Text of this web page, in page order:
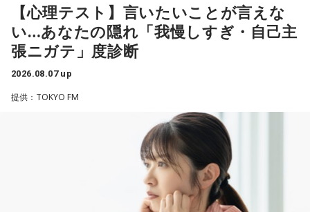
＜番組概要＞
番組名：JA全農 COUNTDOWN JAPAN
放送エリア：TOKYO FMをはじめとする、JFN全国38局ネッ
ト
放送日時：毎週土曜 13:00～13:53
パーソナリティ：遠山大輔（グランジ）、潮紗理菜
https://www.tfm.co.jp/countdownjapan/
そういったものを絶やさずに「自分だけでやっていくぞ！」
みたいな気持ちと、私がお家で音楽を作っているとき
の……“色”かな？ その色がすごく一致している部分があったの
で、今回はアニメのエンディングテーマとして曲を書かせて
もらったんですけど、結構パーソナルな部分が出た作品にな
遠山：自分自身の内面をすごく辿って探っている曲ですよ
それは、例えばご病気の方とかはダメだとか、そういう風に
差別しているわけではなくてね。私達、コンディションが良
いと心のコンディションも良くなりません？ やっぱり、寝不
足のときってちょっとネガティブになっちゃったり、笑顔が
ちょっと欠けちゃったりね。
やっぱり、この世に生きている限りは、フィジカルなことっ
てすごく大事なんですよね。だから、よりスピリチュアルを
発揮したいと思う場合には、フィジカルをとても大切にする
ということが大事だと思うんですよね。
＜リスナーからの相談＞
私は精神科病棟で看護師として働いています。幻覚や妄想に
より精神症状が不安定な患者さんから、暴言や暴力を振るわ
れることがあります。病気だからと割り切って仕事に就いて
いるのですが、心が疲れてきています。私生活は充実してお
り、夫と新しく家を建てるためにも仕事は辞められません。
仕事がつらいからこそ私生活が充実する、幸せになるぞとい
う気持ちで頑張ろうと思うのですが、患者さんと関わる上で
の心持ちについてアドバイスをいただけないでしょうか？
【心理テスト】言いたいことが言えな
い…あなたの隠れ「我慢しすぎ・自己主
張ニガテ」度診断
2026.08.07 up
提供：TOKYO FM